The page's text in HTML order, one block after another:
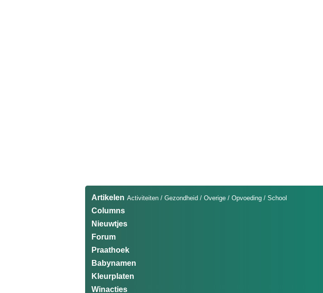
Artikelen Activiteiten/ Gezondheid/ Overige/ Opvoeding/ School
Columns
Nieuwtjes
Forum
Praathoek
Babynamen
Kleurplaten
Winacties